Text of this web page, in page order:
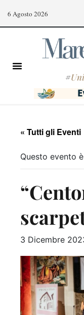
6 Agosto 2026
#
« Tutti gli Eventi
Questo evento
3 Dicembre